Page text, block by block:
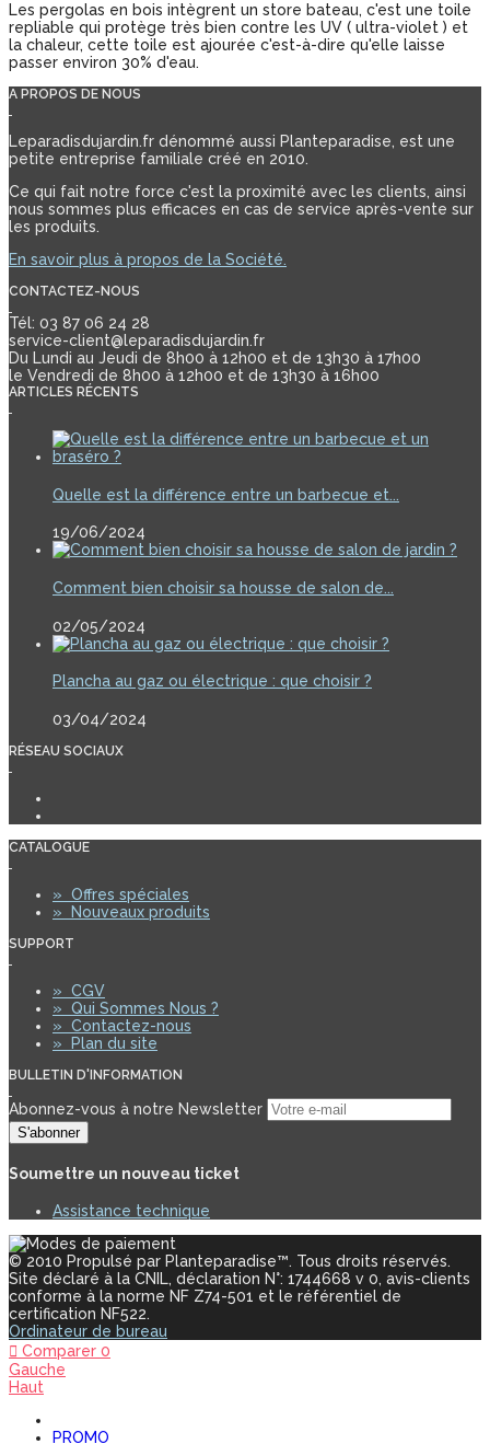
Les pergolas en bois intègrent un store bateau, c'est une toile
repliable qui protège très bien contre les UV ( ultra-violet ) et
la chaleur, cette toile est ajourée c'est-à-dire qu'elle laisse
passer environ 30% d'eau.
A PROPOS DE NOUS
Leparadisdujardin.fr dénommé aussi Planteparadise, est une
petite entreprise familiale créé en 2010.
Ce qui fait notre force c'est la proximité avec les clients, ainsi
nous sommes plus efficaces en cas de service après-vente sur
les produits.
En savoir plus à propos de la Société.
CONTACTEZ-NOUS
Tél: 03 87 06 24 28
service-client@leparadisdujardin.fr
Du Lundi au Jeudi de 8h00 à 12h00 et de 13h30 à 17h00
le Vendredi de 8h00 à 12h00 et de 13h30 à 16h00
ARTICLES RÉCENTS
Quelle est la différence entre un barbecue et...
19/06/2024
Comment bien choisir sa housse de salon de...
02/05/2024
Plancha au gaz ou électrique : que choisir ?
03/04/2024
RÉSEAU SOCIAUX
CATALOGUE
» Offres spéciales
»
Nouveaux produits
SUPPORT
» CGV
» Qui Sommes Nous ?
» Contactez-nous
»
Plan du site
BULLETIN D'INFORMATION
Abonnez-vous à notre Newsletter
S'abonner
Soumettre un nouveau ticket
Assistance technique
© 2010 Propulsé par Planteparadise™. Tous droits réservés.
Site déclaré à la CNIL, déclaration N°: 1744668 v 0, avis-clients
conforme à la norme NF Z74-501 et le référentiel de
certification NF522.
Ordinateur de bureau
Comparer 0
Gauche
Haut
PROMO